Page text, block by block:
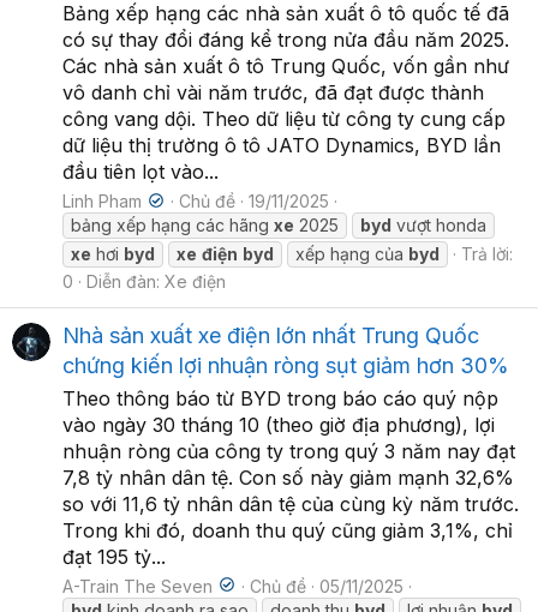
Bảng xếp hạng các nhà sản xuất ô tô quốc tế đã
có sự thay đổi đáng kể trong nửa đầu năm 2025.
Các nhà sản xuất ô tô Trung Quốc, vốn gần như
vô danh chỉ vài năm trước, đã đạt được thành
công vang dội. Theo dữ liệu từ công ty cung cấp
dữ liệu thị trường ô tô JATO Dynamics, BYD lần
đầu tiên lọt vào...
Linh Pham Chủ đề
19/11/2025
bảng xếp hạng các hãng xe 2025 byd vượt honda
xe hơi byd xe điện byd xếp hạng của byd
Trả lời:
0
Diễn đàn: Xe điện
Nhà sản xuất xe điện lớn nhất Trung Quốc
chứng kiến lợi nhuận ròng sụt giảm hơn 30%
Theo thông báo từ BYD trong báo cáo quý nộp
vào ngày 30 tháng 10 (theo giờ địa phương), lợi
nhuận ròng của công ty trong quý 3 năm nay đạt
7,8 tỷ nhân dân tệ. Con số này giảm mạnh 32,6%
so với 11,6 tỷ nhân dân tệ của cùng kỳ năm trước.
Trong khi đó, doanh thu quý cũng giảm 3,1%, chỉ
đạt 195 tỷ...
A-Train The Seven Chủ đề
05/11/2025